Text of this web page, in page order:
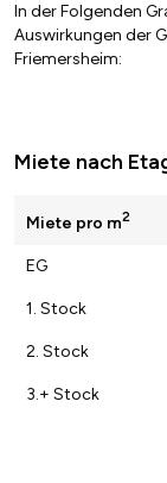
In der Folgenden
Auswirkungen der
Friemersheim:
Miete nach
Miete pro m2
EG
1. Stock
2. Stock
3.+ Stock